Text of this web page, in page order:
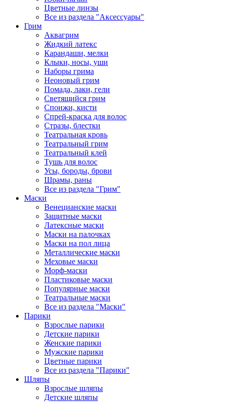
Цветные линзы
Все из раздела "Аксессуары"
Грим
Аквагрим
Жидкий латекс
Карандаши, мелки
Клыки, носы, уши
Наборы грима
Неоновый грим
Помада, лаки, гели
Светящийся грим
Спонжи, кисти
Спрей-краска для волос
Стразы, блестки
Театральная кровь
Театральный грим
Театральный клей
Тушь для волос
Усы, бороды, брови
Шрамы, раны
Все из раздела "Грим"
Маски
Венецианские маски
Защитные маски
Латексные маски
Маски на палочках
Маски на пол лица
Металлические маски
Меховые маски
Морф-маски
Пластиковые маски
Популярные маски
Театральные маски
Все из раздела "Маски"
Парики
Взрослые парики
Детские парики
Женские парики
Мужские парики
Цветные парики
Все из раздела "Парики"
Шляпы
Взрослые шляпы
Детские шляпы